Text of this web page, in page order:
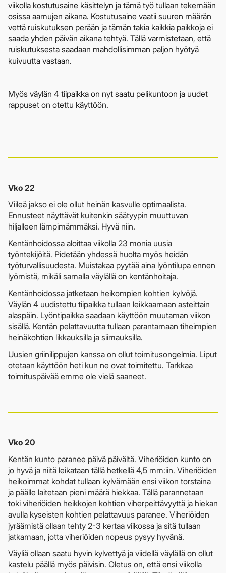
viikolla kostutusaine käsittelyn ja tämä työ tullaan tekemään
osissa aamujen aikana. Kostutusaine vaatii suuren määrän
vettä ruiskutuksen perään ja tämän takia kaikkia paikkoja ei
saada yhden päivän aikana tehtyä. Tällä varmistetaan, että
ruiskutuksesta saadaan mahdollisimman paljon hyötyä
kuivuutta vastaan.
Myös väylän 4 tiipaikka on nyt saatu pelikuntoon ja uudet
rappuset on otettu käyttöön.
Vko 22
Viileä jakso ei ole ollut heinän kasvulle optimaalista.
Ennusteet näyttävät kuitenkin säätyypin muuttuvan
hiljalleen lämpimämmäksi. Hyvä niin.
Kentänhoidossa aloittaa viikolla 23 monia uusia
työntekijöitä. Pidetään yhdessä huolta myös heidän
työturvallisuudesta. Muistakaa pyytää aina lyöntilupa ennen
lyömistä, mikäli samalla väylällä on kentänhoitaja.
Kentänhoidossa jatketaan heikompien kohtien kylvöjä.
Väylän 4 uudistettu tiipaikka tullaan leikkaamaan asteittain
alaspäin. Lyöntipaikka saadaan käyttöön muutaman viikon
sisällä. Kentän pelattavuutta tullaan parantamaan tiheimpien
heinäkohtien likkauksilla ja siimauksilla.
Uusien griinilippujen kanssa on ollut toimitusongelmia. Liput
otetaan käyttöön heti kun ne ovat toimitettu. Tarkkaa
toimituspäivää emme ole vielä saaneet.​​​​​​​
Vko 20
Kentän kunto paranee päivä päivältä. Viheriöiden kunto on
jo hyvä ja niitä leikataan tällä hetkellä 4,5 mm:iin. Viheriöiden
heikoimmat kohdat tullaan kylvämään ensi viikon torstaina
ja päälle laitetaan pieni määrä hiekkaa. Tällä parannetaan
toki viheriöiden heikkojen kohtien viherpeittävyyttä ja hiekan
avulla kyseisten kohtien pelattavuus paranee. Viheriöiden
jyräämistä ollaan tehty 2-3 kertaa viikossa ja sitä tullaan
jatkamaan, jotta viheriöiden nopeus pysyy hyvänä.
Väyliä ollaan saatu hyvin kylvettyä ja viidellä väylällä on ollut
kastelu päällä myös päivisin. Oletus on, että ensi viikolla